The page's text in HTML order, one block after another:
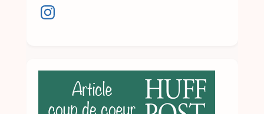
Instagram